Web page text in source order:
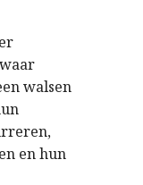
walsen
en hun